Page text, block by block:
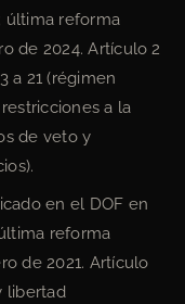
última reforma
de 2024. Artículo 2
a 21 (régimen
a la
de veto y
en el DOF en
reforma
de 2021. Artículo
libertad